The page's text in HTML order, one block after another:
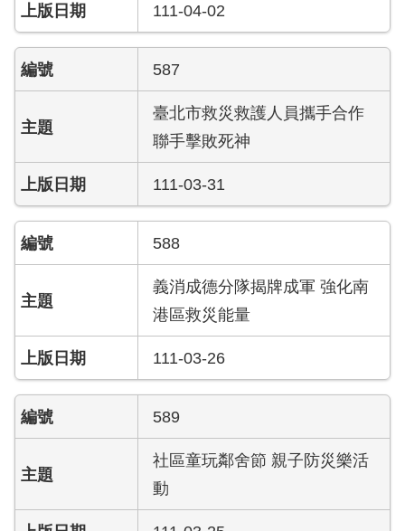
相
關
連
陽
案
專
區
弊
保
護
專
區
個
人
資
料
111-04-02
587
臺北市救災救護人員攜手合作
聯手擊敗死神
111-03-31
588
義消成德分隊揭牌成軍 強化南
港區救災能量
111-03-26
589
社區童玩鄰舍節 親子防災樂活
動